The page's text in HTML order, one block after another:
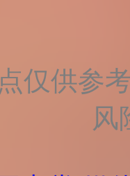
仅供参
风